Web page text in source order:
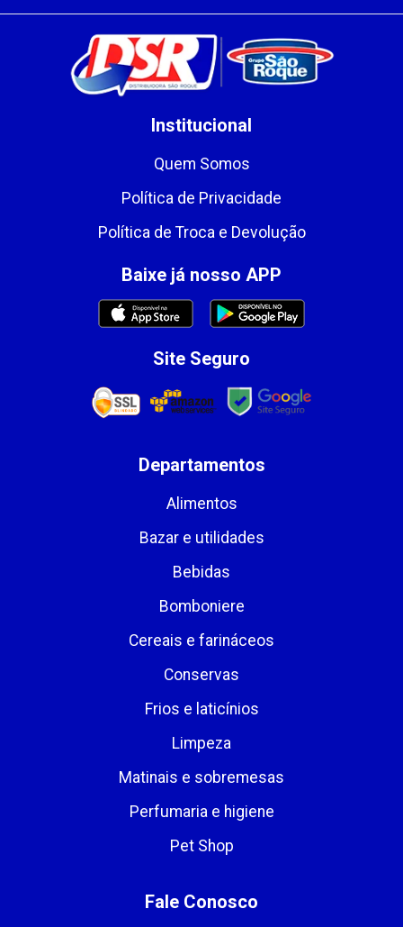
Institucional
Quem Somos
Política de Privacidade
Política de Troca e Devolução
Baixe já nosso APP
Site Seguro
Departamentos
Alimentos
Bazar e utilidades
Bebidas
Bomboniere
Cereais e farináceos
Conservas
Frios e laticínios
Limpeza
Matinais e sobremesas
Perfumaria e higiene
Pet Shop
Fale Conosco